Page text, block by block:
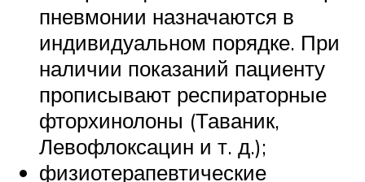
пневмонии назначаются в
индивидуальном порядке. При
наличии показаний пациенту
прописывают респираторные
фторхинолоны (Таваник,
Левофлоксацин и т. д.);
физиотерапевтические